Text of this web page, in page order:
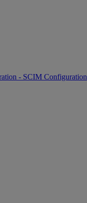
- SCIM Configuration